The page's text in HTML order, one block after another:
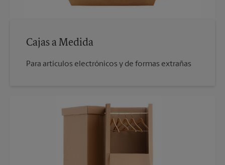
Cajas a Medida
Para artículos electrónicos y de formas extrañas